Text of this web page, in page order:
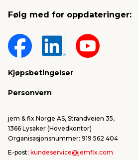
Følg med for oppdateringer:
Kjøpsbetingelser
Personvern
jem & fix Norge AS, Strandveien 35,
1366 Lysaker (Hovedkontor)
Organisasjonsnummer: 919 562 404
E-post: kundeservice@jemfix.com